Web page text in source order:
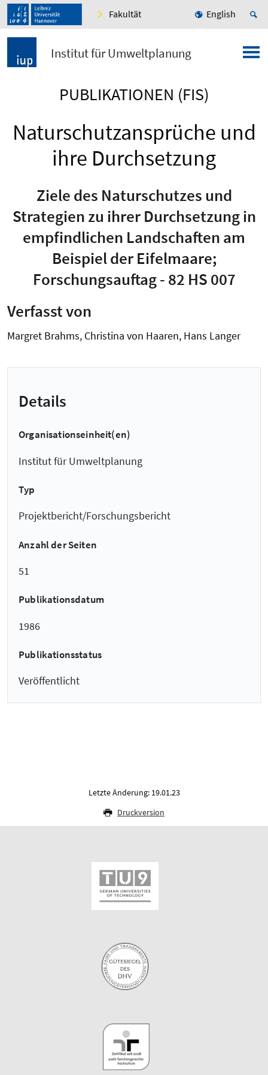
Fakultät English
Institut für Umweltplanung
PUBLIKATIONEN (FIS)
Naturschutzansprüche und
ihre Durchsetzung
Ziele des Naturschutzes und
Strategien zu ihrer Durchsetzung in
empfindlichen Landschaften am
Beispiel der Eifelmaare;
Forschungsauftag - 82 HS 007
Verfasst von
Margret Brahms, Christina von Haaren, Hans Langer
Details
Organisationseinheit(en)
Institut für Umweltplanung
Typ
Projektbericht/Forschungsbericht
Anzahl der Seiten
51
Publikationsdatum
1986
Publikationsstatus
Veröffentlicht
Letzte Änderung: 19.01.23
Druckversion